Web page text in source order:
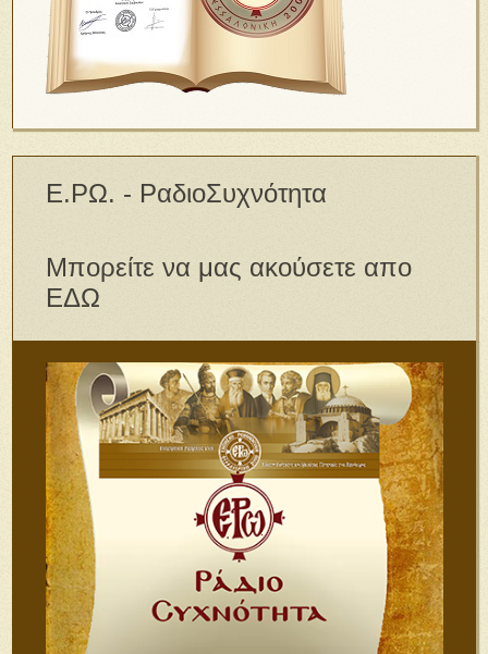
Ε.ΡΩ. - ΡαδιοΣυχνότητα
Μπορείτε να μας ακούσετε απο
ΕΔΩ